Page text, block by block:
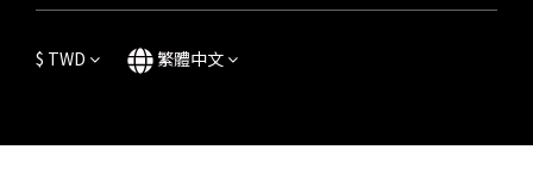
$ TWD 繁體中文